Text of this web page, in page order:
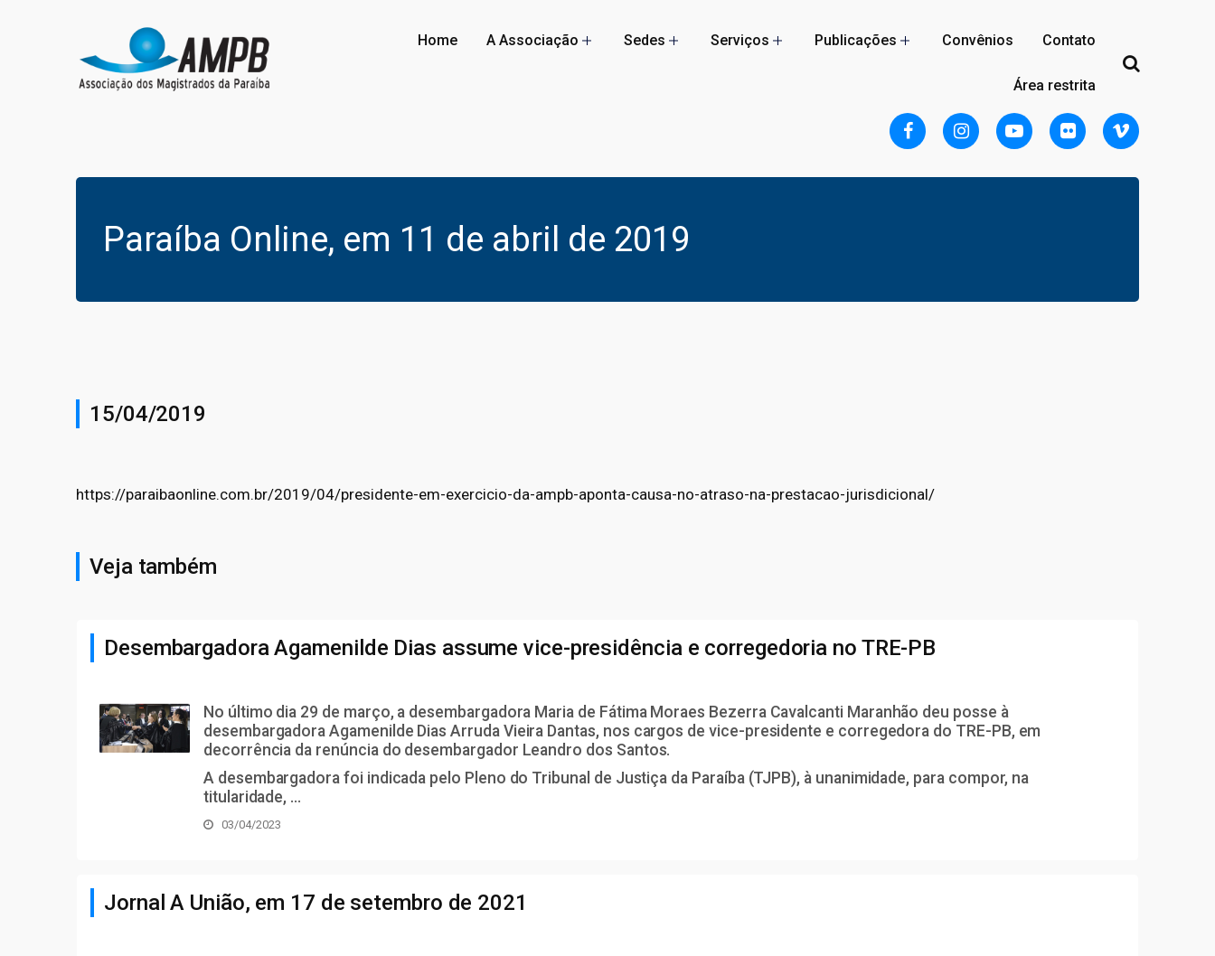
Home A Associação Sedes
Localização
Serviços Publicações Convênios Contato
Área restrita
Paraíba Online, em 11 de abril de 2019
15/04/2019
https://paraibaonline.com.br/2019/04/presidente-em-exercicio-da-ampb-aponta-causa-no-atraso-na-prestacao-jurisdicional/
Veja também
Desembargadora Agamenilde Dias assume vice-presidência e corregedoria no TRE-PB
No último dia 29 de março, a desembargadora Maria de Fátima Moraes Bezerra Cavalcanti Maranhão deu posse à
desembargadora Agamenilde Dias Arruda Vieira Dantas, nos cargos de vice-presidente e corregedora do TRE-PB, em
decorrência da renúncia do desembargador Leandro dos Santos.
A desembargadora foi indicada pelo Pleno do Tribunal de Justiça da Paraíba (TJPB), à unanimidade, para compor, na
titularidade, ...
03/04/2023
Jornal A União, em 17 de setembro de 2021